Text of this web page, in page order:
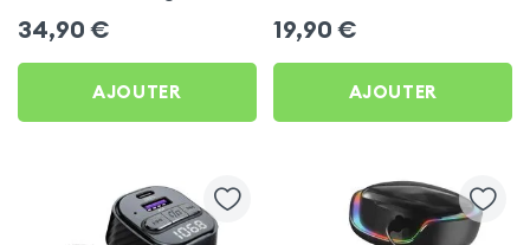
Allume-Cigare USB / USB-
C, Kit Main Libre
Multifonction - 4smarts
34,90 €
AJOUTER
pour Microsoft Surface
Book 3 13.5
19,90 €
AJOUTER